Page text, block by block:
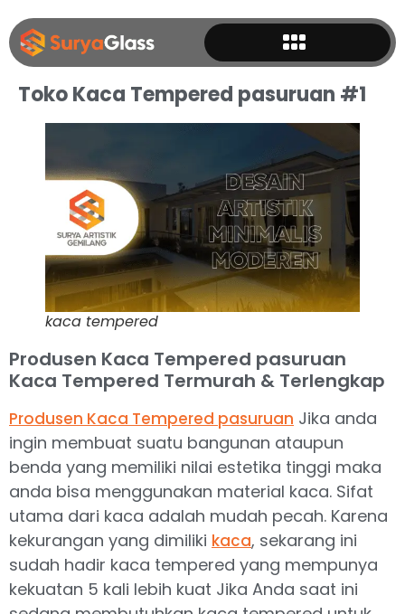
Toko Kaca Tempered pasuruan #1
kaca tempered
Produsen Kaca Tempered pasuruan
Kaca Tempered Termurah & Terlengkap
Produsen Kaca Tempered pasuruan Jika anda
ingin membuat suatu bangunan ataupun
benda yang memiliki nilai estetika tinggi maka
anda bisa menggunakan material kaca. Sifat
utama dari kaca adalah mudah pecah. Karena
kekurangan yang dimiliki kaca, sekarang ini
sudah hadir kaca tempered yang mempunya
kekuatan 5 kali lebih kuat Jika Anda saat ini